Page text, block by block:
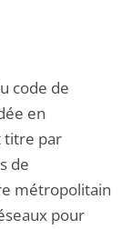
code de
en
titre par
de
métropolitain
pour